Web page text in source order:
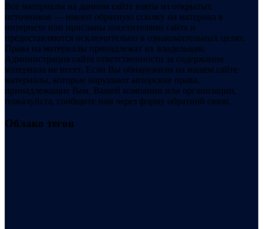
Все материалы на данном сайте взяты из открытых
источников — имеют обратную ссылку на материал в
интернете или присланы посетителями сайта и
предоставляются исключительно в ознакомительных целях.
Права на материалы принадлежат их владельцам.
Администрация сайта ответственности за содержание
материала не несет. Если Вы обнаружили на нашем сайте
материалы, которые нарушают авторские права,
принадлежащие Вам, Вашей компании или организации,
пожалуйста, сообщите нам через форму обратной связи.
Облако тегов